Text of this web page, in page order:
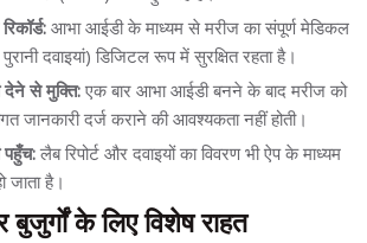
आभा आईडी के माध्यम से मरीज का संपूर्ण मेडिकल
पुरानी दवाइयां) डिजिटल रूप में सुरक्षित रहता है।
देने से मुक्ति: एक बार आभा आईडी बनने के बाद मरीज को
जानकारी दर्ज कराने की आवश्यकता नहीं होती।
पहुँच: लैब रिपोर्ट और दवाइयों का विवरण भी ऐप के माध्यम
है।
के लिए विशेष राहत